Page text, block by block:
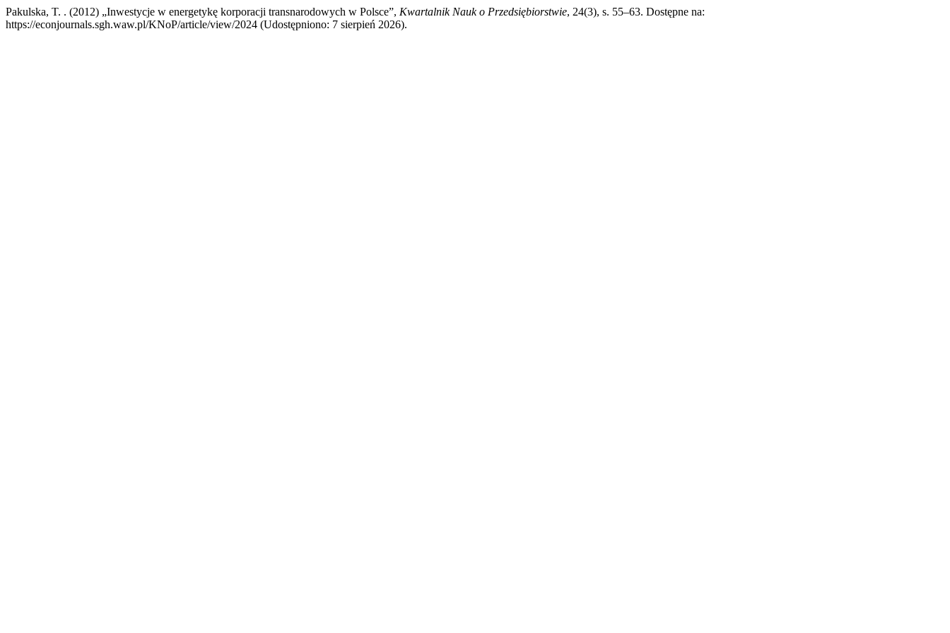
Pakulska, T. . (2012) „Inwestycje w energetykę korporacji transnarodowych w Polsce”, Kwartalnik Nauk o Przedsiębiorstwie, 24(3), s. 55–63. Dostępne na:
https://econjournals.sgh.waw.pl/KNoP/article/view/2024 (Udostępniono: 7 sierpień 2026).